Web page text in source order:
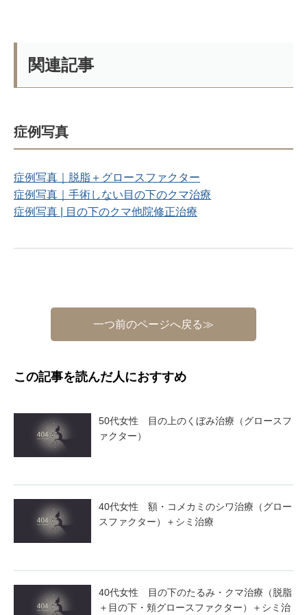
関連記事
症例写真
症例写真｜脱脂＋グロースファクター
症例写真｜手術しない目の下のクマ治療
症例写真 | 目の下のクマ他院修正治療
一つ前のページへ戻る≫
この記事を読んだ人におすすめ
50代女性 目の上のくぼみ治療（グロースフ
ァクター）
40代女性 額・コメカミのシワ治療（グロー
スファクター）＋シミ治療
40代女性 目の下のたるみ・クマ治療（脱脂
＋目の下・頬グロースファクター）＋シミ治